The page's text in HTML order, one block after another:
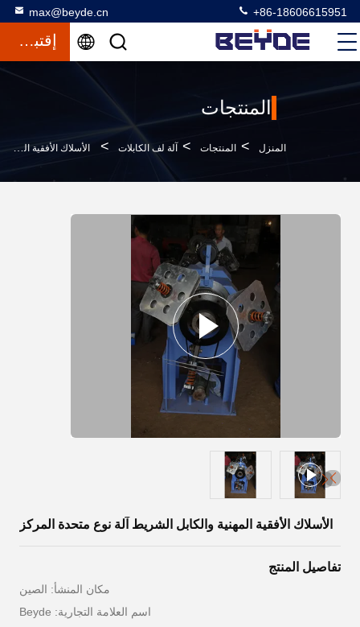
max@beyde.cn +86-18606615951
إقتباس
المنتجات
المنزل > المنتجات > آلة لف الكابلات > الأسلاك الأفقية المهنية والكابل الشريط آلة نوع متحدة المركز
الأسلاك الأفقية المهنية والكابل الشريط آلة نوع متحدة المركز
تفاصيل المنتج
مكان المنشأ: الصين
اسم العلامة التجارية: Beyde